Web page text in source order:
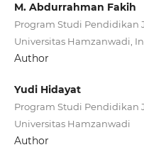
M. Abdurrahman Fakih
Program Studi Pendidikan
Universitas Hamzanwadi,
Author
Yudi Hidayat
Program Studi Pendidikan
Universitas Hamzanwadi
Author